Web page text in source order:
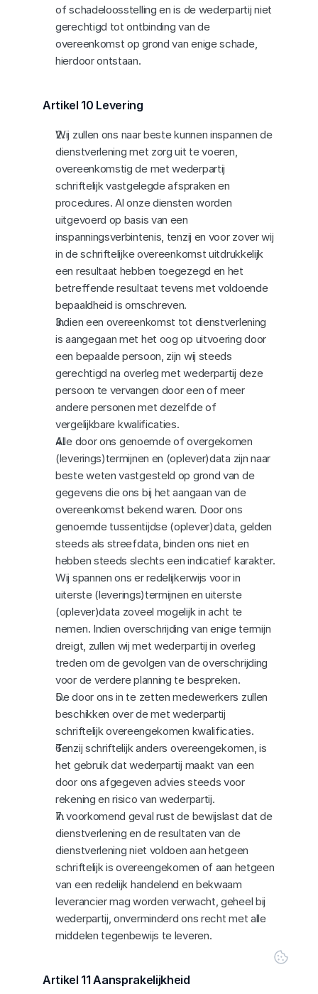
of schadeloosstelling en is de wederpartij niet
gerechtigd tot ontbinding van de
overeenkomst op grond van enige schade,
hierdoor ontstaan.
Artikel 10 Levering
Wij zullen ons naar beste kunnen inspannen de
dienstverlening met zorg uit te voeren,
overeenkomstig de met wederpartij
schriftelijk vastgelegde afspraken en
procedures. Al onze diensten worden
uitgevoerd op basis van een
inspanningsverbintenis, tenzij en voor zover wij
in de schriftelijke overeenkomst uitdrukkelijk
een resultaat hebben toegezegd en het
betreffende resultaat tevens met voldoende
bepaaldheid is omschreven.
Indien een overeenkomst tot dienstverlening
is aangegaan met het oog op uitvoering door
een bepaalde persoon, zijn wij steeds
gerechtigd na overleg met wederpartij deze
persoon te vervangen door een of meer
andere personen met dezelfde of
vergelijkbare kwalificaties.
Alle door ons genoemde of overgekomen
(leverings)termijnen en (oplever)data zijn naar
beste weten vastgesteld op grond van de
gegevens die ons bij het aangaan van de
overeenkomst bekend waren. Door ons
genoemde tussentijdse (oplever)data, gelden
steeds als streefdata, binden ons niet en
hebben steeds slechts een indicatief karakter.
Wij spannen ons er redelijkerwijs voor in
uiterste (leverings)termijnen en uiterste
(oplever)data zoveel mogelijk in acht te
nemen. Indien overschrijding van enige termijn
dreigt, zullen wij met wederpartij in overleg
treden om de gevolgen van de overschrijding
voor de verdere planning te bespreken.
De door ons in te zetten medewerkers zullen
beschikken over de met wederpartij
schriftelijk overeengekomen kwalificaties.
Tenzij schriftelijk anders overeengekomen, is
het gebruik dat wederpartij maakt van een
door ons afgegeven advies steeds voor
rekening en risico van wederpartij.
In voorkomend geval rust de bewijslast dat de
dienstverlening en de resultaten van de
dienstverlening niet voldoen aan hetgeen
schriftelijk is overeengekomen of aan hetgeen
van een redelijk handelend en bekwaam
leverancier mag worden verwacht, geheel bij
wederpartij, onverminderd ons recht met alle
middelen tegenbewijs te leveren.
Artikel 11 Aansprakelijkheid